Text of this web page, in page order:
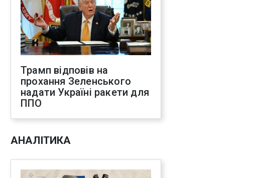
Трамп відповів на
прохання Зеленського
надати Україні ракети для
ППО
АНАЛІТИКА